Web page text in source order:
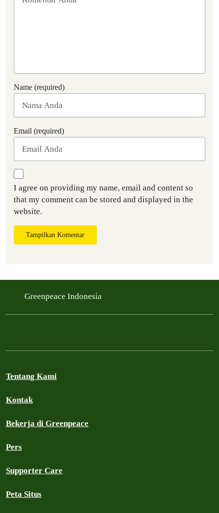
Name (required)
Email (required)
I agree on providing my name, email and content so
that my comment can be stored and displayed in the
website.
Tampilkan Komentar
Greenpeace Indonesia
Tentang Kami
Kontak
Bekerja di Greenpeace
Pers
Supporter Care
Peta Situs